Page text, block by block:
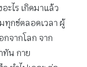
ะไร เกิดมาแล้ว
กข์ตลอดเวลา ผู้
จากโลก จาก
ทัน กาย